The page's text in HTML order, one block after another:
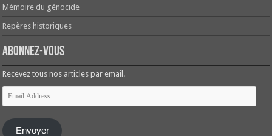
Mémoire du génocide
Repères historiques
Abonnez-vous
Recevez tous nos articles par email.
Email
Address
Envoyer